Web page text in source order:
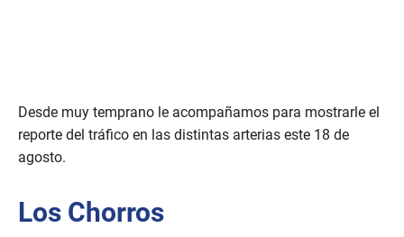
Desde muy temprano le acompañamos para mostrarle el
reporte del tráfico en las distintas arterias este 18 de
agosto.
Los Chorros